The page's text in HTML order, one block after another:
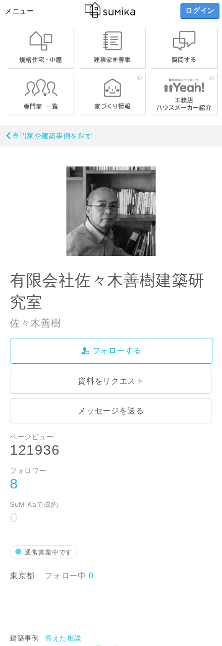
メニュー ログイン
専門家や建築事例を探す
有限会社佐々木善樹建築研
究室
佐々木善樹
フォローする
資料をリクエスト
メッセージを送る
ページビュー
121936
フォロワー
8
SuMiKaで成約
0
通常営業中です
東京都 フォロー中 0
建築事例 答えた相談